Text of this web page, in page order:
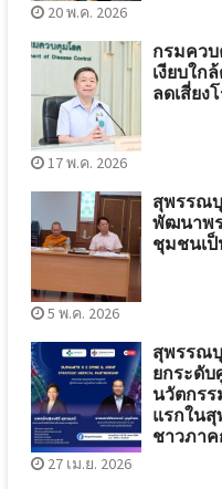
20 พ.ค. 2026
กรมควบ
เงียบใ
ลดเสี่ยง
17 พ.ค. 2026
สุพรรณ
พัฒนาพร
ชุมชนเป็
5 พ.ค. 2026
สุพรรณบุ
ยกระดั
นวัตกรร
แรกใน
ชาวภาค
27 เม.ย. 2026